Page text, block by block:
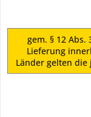
gem. § 12 Abs.
Lieferung
Länder gelten die